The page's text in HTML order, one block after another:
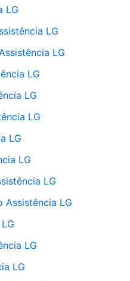
LG
LG
LG
LG
LG
LG
LG
LG
LG
Assistência LG
LG
LG